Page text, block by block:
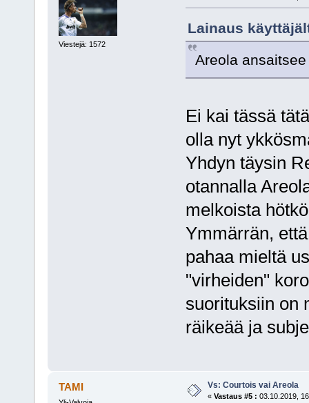
Viestejä: 1572
Lainaus
Areola
Ei kai tässä
olla nyt
Yhdyn täysin
otannalla
melkoista
Ymmärrän,
pahaa mieltä
"virheiden"
suorituksiin on
räikeää ja
TAMI Vs: Courtois vai Areola
« Vastaus #5 : 03.10.2019,